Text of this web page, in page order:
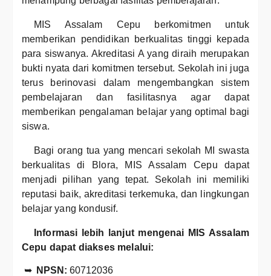
MIS Assalam Cepu berkomitmen untuk
memberikan pendidikan berkualitas tinggi kepada
para siswanya. Akreditasi A yang diraih merupakan
bukti nyata dari komitmen tersebut. Sekolah ini juga
terus berinovasi dalam mengembangkan sistem
pembelajaran dan fasilitasnya agar dapat
memberikan pengalaman belajar yang optimal bagi
siswa.
Bagi orang tua yang mencari sekolah MI swasta
berkualitas di Blora, MIS Assalam Cepu dapat
menjadi pilihan yang tepat. Sekolah ini memiliki
reputasi baik, akreditasi terkemuka, dan lingkungan
belajar yang kondusif.
Informasi lebih lanjut mengenai MIS Assalam
Cepu dapat diakses melalui:
NPSN: 60712036